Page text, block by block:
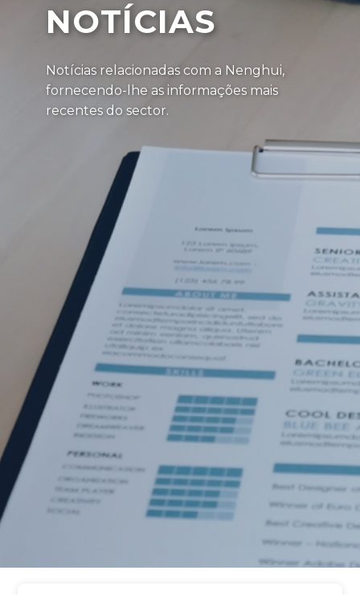
NOTÍCIAS
Notícias relacionadas com a Nenghui,
fornecendo-lhe as informações mais
recentes do sector.